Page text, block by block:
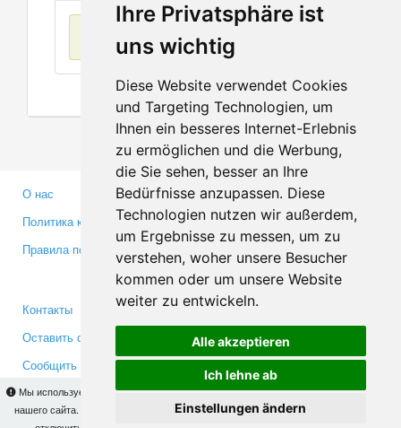
Ihre Privatsphäre ist
uns wichtig
Diese Website verwendet Cookies
und Targeting Technologien, um
Ihnen ein besseres Internet-Erlebnis
zu ermöglichen und die Werbung,
die Sie sehen, besser an Ihre
Bedürfnisse anzupassen. Diese
Technologien nutzen wir außerdem,
um Ergebnisse zu messen, um zu
verstehen, woher unsere Besucher
kommen oder um unsere Website
weiter zu entwickeln.
Alle akzeptieren
Ich lehne ab
Einstellungen ändern
Мы используем cookies для того, чтобы Вы могли использовать весь функционал
нашего сайта. На
Вы сможете узнать подробности и, при желании,
О нас
Политика конфиденциальности
Правила пользования
Партнерам
Инвесторам
Медиа
Контакты
Оставить отзыв
Сообщить об ошибке
Facebook
Twitter
YouTube
Google+